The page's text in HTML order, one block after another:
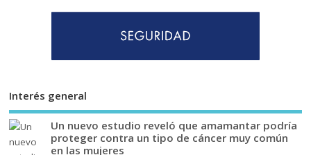
Interés general
Un nuevo estudio reveló que amamantar podría
proteger contra un tipo de cáncer muy común
en las mujeres